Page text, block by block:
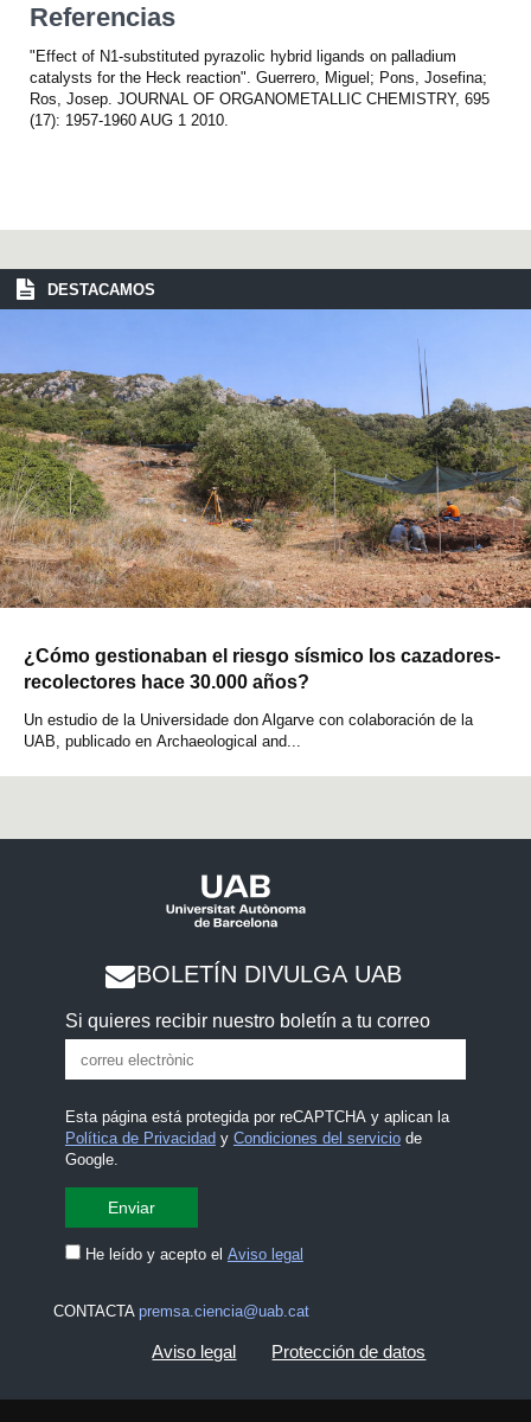
Referencias
"Effect of N1-substituted pyrazolic hybrid ligands on palladium
catalysts for the Heck reaction". Guerrero, Miguel; Pons, Josefina;
Ros, Josep. JOURNAL OF ORGANOMETALLIC CHEMISTRY, 695
(17): 1957-1960 AUG 1 2010.
DESTACAMOS
¿Cómo gestionaban el riesgo sísmico los cazadores-
recolectores hace 30.000 años?
Un estudio de la Universidade don Algarve con colaboración de la
UAB, publicado en Archaeological and...
BOLETÍN DIVULGA UAB
Si quieres recibir nuestro boletín a tu correo
Esta página está protegida por reCAPTCHA y aplican la
Política de Privacidad y Condiciones del serviciode
Google.
He leído y acepto el Aviso legal
CONTACTA premsa.ciencia@uab.cat
Aviso legal Protección de datos